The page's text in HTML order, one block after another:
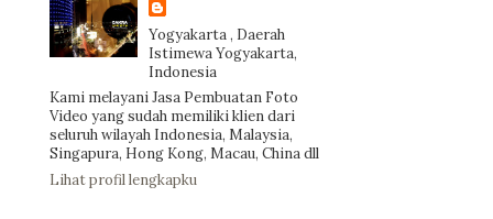
Yogyakarta , Daerah
Istimewa Yogyakarta,
Indonesia
Kami melayani Jasa Pembuatan Foto
Video yang sudah memiliki klien dari
seluruh wilayah Indonesia, Malaysia,
Singapura, Hong Kong, Macau, China dll
Lihat profil lengkapku